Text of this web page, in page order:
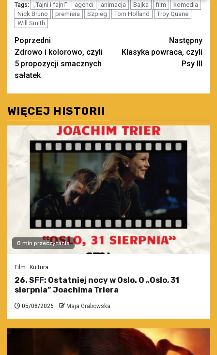
Tags: „Tajni i fajni” agenci animacja Bajka film
komedia
Nick Bruno
premiera Szpieg Tom Holland
Troy Quane
Will Smith
Zobacz
wpisy
Poprzedni
Zdrowo i kolorowo, czyli
5 propozycji smacznych
sałatek
Następny
Klasyka powraca, czyli
Psy III
WIĘCEJ HISTORII
8 min przeczytania
Film Kultura
26. SFF: Ostatniej nocy w Oslo. O „Oslo, 31
sierpnia” Joachima Triera
05/08/2026 Maja Grabowska